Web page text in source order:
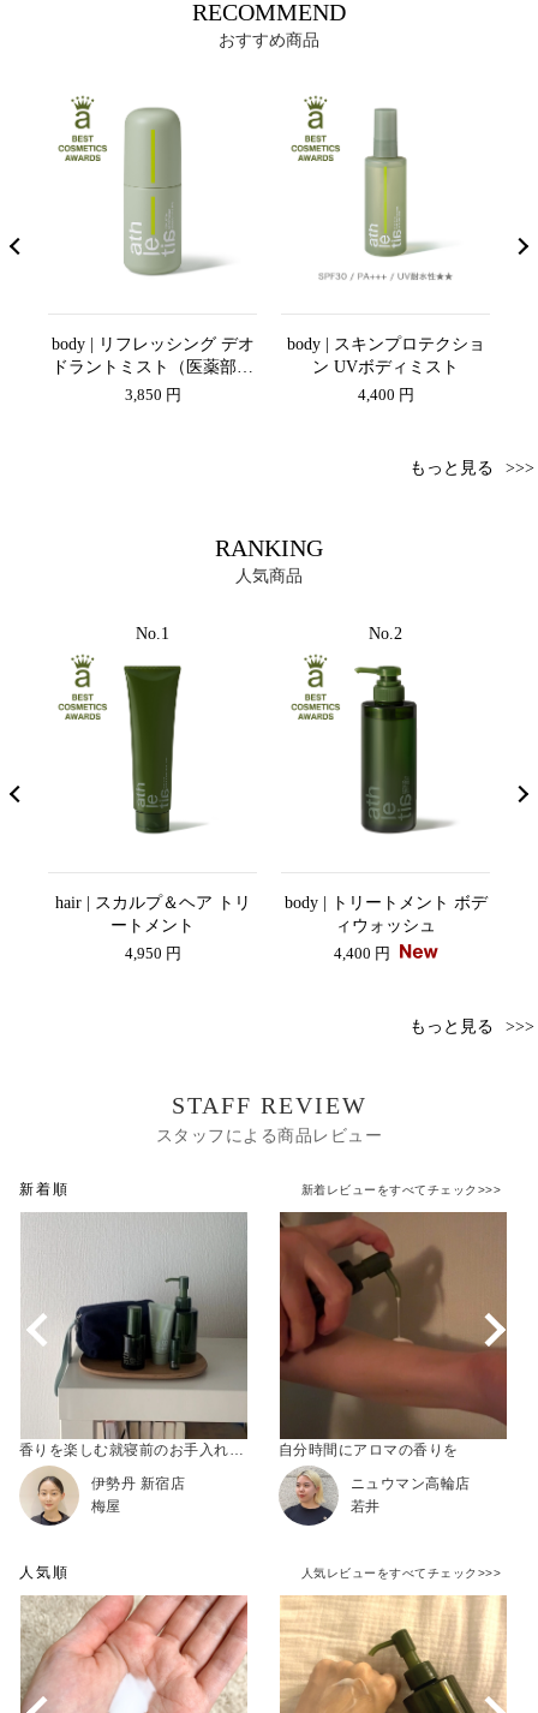
RECOMMEND
おすすめ商品
body | リフレッシング デオ
ドラントミスト（医薬部外
品）
3,850 円
body | スキンプロテクショ
ン UVボディミスト
4,400 円
もっと見る
RANKING
人気商品
No.1
hair | スカルプ＆ヘア トリ
ートメント
4,950 円
No.2
body | トリートメント ボデ
ィウォッシュ
4,400 円
もっと見る
STAFF REVIEW
スタッフによる商品レビュー
新着順 新着レビューをすべてチェック>>>
香りを楽しむ就寝前のお手入れタイム
伊勢丹 新宿店
梅屋
自分時間にアロマの香りを
ニュウマン高輪店
若井
人気順 人気レビューをすべてチェック>>>